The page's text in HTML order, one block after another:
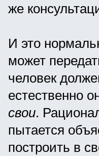
же
И это
может
человек
естественно
свои.
пытается
построить в